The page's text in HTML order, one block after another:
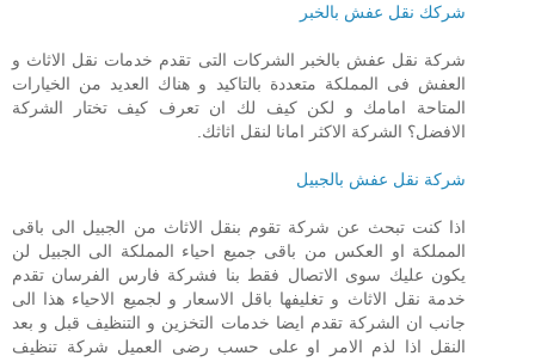
شركك نقل عفش بالخبر
شركة نقل عفش بالخبر الشركات التى تقدم خدمات نقل الاثاث و
العفش فى المملكة متعددة بالتاكيد و هناك العديد من الخيارات
المتاحة امامك و لكن كيف لك ان تعرف كيف تختار الشركة
الافضل؟ الشركة الاكثر امانا لنقل اثاثك.
شركة نقل عفش بالجبيل
اذا كنت تبحث عن شركة تقوم بنقل الاثاث من الجبيل الى باقى
المملكة او العكس من باقى جميع احياء المملكة الى الجبيل لن
يكون عليك سوى الاتصال فقط بنا فشركة فارس الفرسان تقدم
خدمة نقل الاثاث و تغليفها باقل الاسعار و لجميع الاحياء هذا الى
جانب ان الشركة تقدم ايضا خدمات التخزين و التنظيف قبل و بعد
النقل اذا لذم الامر او على حسب رضى العميل شركة تنظيف